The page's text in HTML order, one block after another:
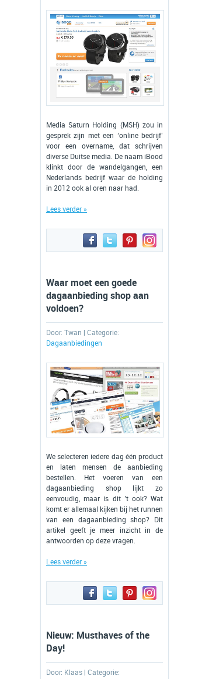
Media Saturn Holding (MSH) zou in
gesprek zijn met een ‘online bedrijf’
voor een overname, dat schrijven
diverse Duitse media. De naam iBood
klinkt door de wandelgangen, een
Nederlands bedrijf waar de holding
in 2012 ook al oren naar had.
Lees verder »
Waar moet een goede
dagaanbieding shop aan
voldoen?
Door: Twan | Categorie:
Dagaanbiedingen
We selecteren iedere dag één product
en laten mensen de aanbieding
bestellen. Het voeren van een
dagaanbieding shop lijkt zo
eenvoudig, maar is dit ’t ook? Wat
komt er allemaal kijken bij het runnen
van een dagaanbieding shop? Dit
artikel geeft je meer inzicht in de
antwoorden op deze vragen.
Lees verder »
Nieuw: Musthaves of the
Day!
Door: Klaas | Categorie: